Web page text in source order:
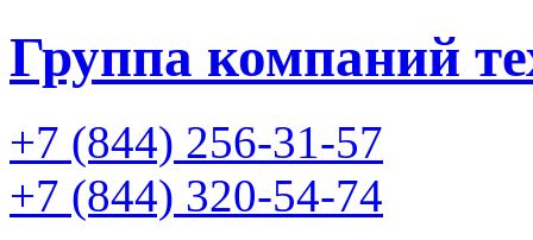
Группа компаний
+7 (844) 256-31-57
+7 (844) 320-54-74